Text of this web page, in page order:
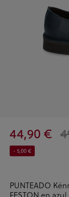
44,90 €
- 5,00 €
PUNTEADO
FESTON en